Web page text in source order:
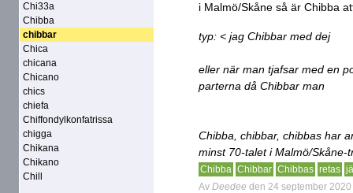
Chi33a
Chibba
chibbar
Chica
chicana
Chicano
chics
chiefa
Chiffondylkonfatrissa
chigga
Chikana
Chikano
Chill
i Malmö/Skåne så är Chibba
typ: < jag Chibbar med dej
eller när man tjafsar med en
parterna då Chibbar man
Chibba, chibbar, chibbas har
minst 70-talet i Malmö/Skåne-
Chibba Chibbar Chibbas retas
Av Deedee den 24 september 2020